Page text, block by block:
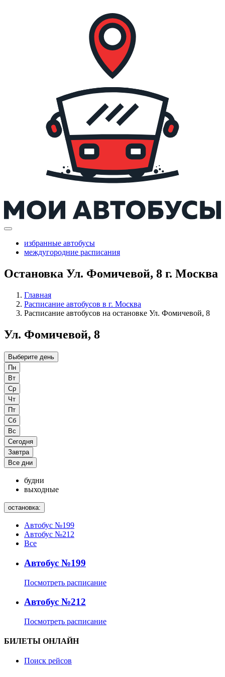
избранные автобусы
междугородние расписания
Остановка Ул. Фомичевой, 8 г. Москва
Главная
Расписание автобусов в г. Москва
Расписание автобусов на остановке Ул. Фомичевой, 8
Ул. Фомичевой, 8
Выберите день
Пн
Вт
Ср
Чт
Пт
Сб
Вс
Сегодня
Завтра
Все дни
будни
выходные
остановка:
Автобус №199
Автобус №212
Все
Автобус №199
Посмотреть расписание
Автобус №212
Посмотреть расписание
БИЛЕТЫ ОНЛАЙН
Поиск рейсов